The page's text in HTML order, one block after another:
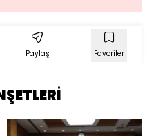
Paylaş Favoriler